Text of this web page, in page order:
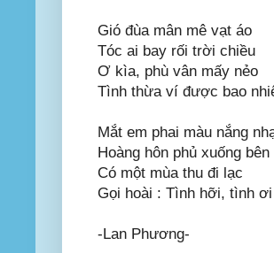
Gió đùa mân mê vạt áo
Tóc ai bay rối trời chiều
Ơ kìa, phù vân mấy nẻo
Tình thừa ví được bao
Mắt em phai màu nắng
Hoàng hôn phủ xuống
Có một mùa thu đi lạc
Gọi hoài : Tình hỡi, tình
-Lan Phương-